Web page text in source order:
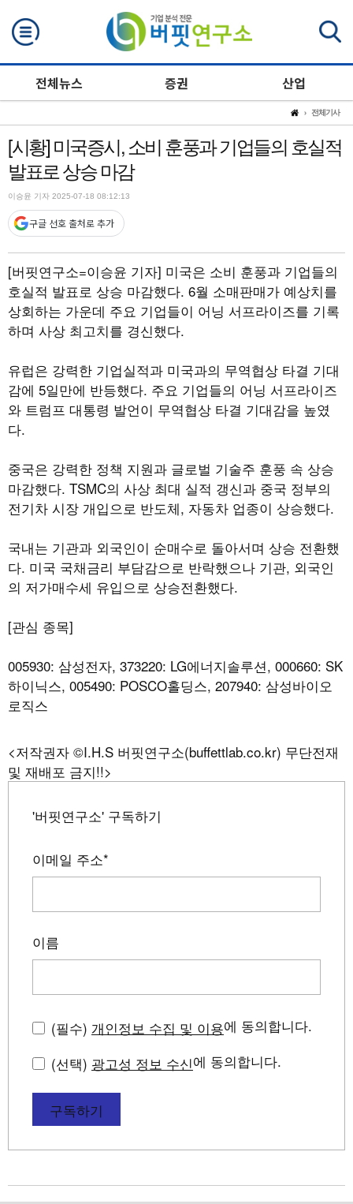
전체뉴스 증권 산업
전체기사
[시황] 미국증시, 소비 훈풍과 기업들의 호실적
발표로 상승 마감
이승윤 기자 2025-07-18 08:12:13
구글 선호 출처로 추가
[버핏연구소=이승윤 기자] 미국은 소비 훈풍과 기업들의
호실적 발표로 상승 마감했다. 6월 소매판매가 예상치를
상회하는 가운데 주요 기업들이 어닝 서프라이즈를 기록
하며 사상 최고치를 경신했다.
유럽은 강력한 기업실적과 미국과의 무역협상 타결 기대
감에 5일만에 반등했다. 주요 기업들의 어닝 서프라이즈
와 트럼프 대통령 발언이 무역협상 타결 기대감을 높였
다.
중국은 강력한 정책 지원과 글로벌 기술주 훈풍 속 상승
마감했다. TSMC의 사상 최대 실적 갱신과 중국 정부의
전기차 시장 개입으로 반도체, 자동차 업종이 상승했다.
국내는 기관과 외국인이 순매수로 돌아서며 상승 전환했
다. 미국 국채금리 부담감으로 반락했으나 기관, 외국인
의 저가매수세 유입으로 상승전환했다.
[관심 종목]
005930: 삼성전자, 373220: LG에너지솔루션, 000660: SK
하이닉스, 005490: POSCO홀딩스, 207940: 삼성바이오
로직스
<저작권자 ©I.H.S 버핏연구소(buffettlab.co.kr) 무단전재
및 재배포 금지!!>
'버핏연구소' 구독하기
이메일 주소*
이름
(필수) 개인정보 수집 및 이용에 동의합니다.
(선택) 광고성 정보 수신에 동의합니다.
구독하기
검색